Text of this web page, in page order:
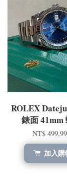
ROLEX
錶面 41mm
NT$
加入購